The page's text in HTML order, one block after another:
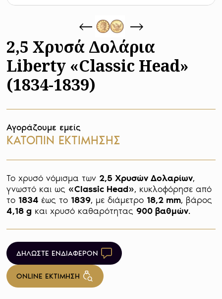
2,5 Χρυσά Δολάρια
Liberty «Classic Head»
(1834-1839)
Αγοράζουμε εμείς
ΚΑΤΟΠΙΝ ΕΚΤΙΜΗΣΗΣ
Το χρυσό νόμισμα των 2,5 Χρυσών Δολαρίων,
γνωστό και ως «Classic Head», κυκλοφόρησε από
το 1834 έως το 1839, με διάμετρο 18,2 mm
4,18 g και χρυσό καθαρότητας 900 βαθμών.
ΔΗΛΩΣΤΕ ΕΝΔΙΑΦΕΡΟΝ
ONLINE ΕΚΤΙΜΗΣΗ